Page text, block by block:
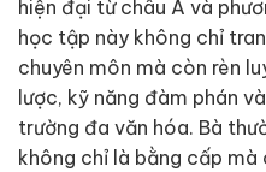
hiện đại từ châu Á và
học tập này không chỉ
chuyên môn mà còn rèn
lược, kỹ năng đàm phán
trường đa văn hóa. Bà
không chỉ là bằng cấp